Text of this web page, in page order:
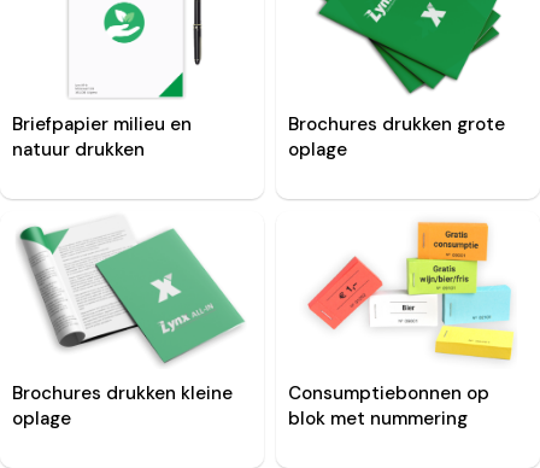
Briefpapier milieu en
natuur drukken
Brochures drukken grote
oplage
Brochures drukken kleine
oplage
Consumptiebonnen op
blok met nummering